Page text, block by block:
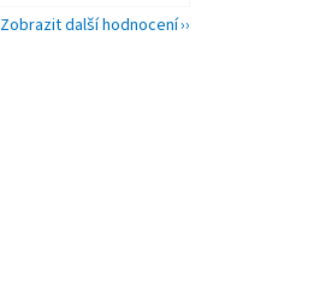
Zobrazit další hodnocení